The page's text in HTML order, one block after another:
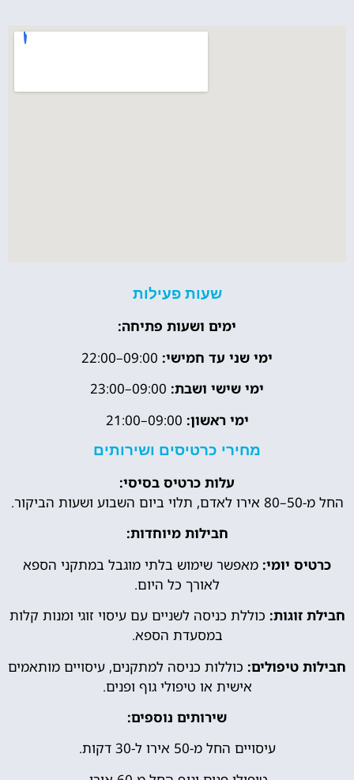
שעות פעילות
ימים ושעות פתיחה:
ימי שני עד חמישי:
ימי שישי ושבת:
ימי ראשון:
מחירי כרטיסים ושירותים
עלות כרטיס בסיסי:
החל מ-50–80 אירו לאדם, תלוי ביום השבוע ושעות הביקור.
חבילות מיוחדות:
כרטיס יומי: מאפשר שימוש בלתי מוגבל במתקני הספא
לאורך כל היום.
חבילת זוגות: כוללת כניסה לשניים עם עיסוי זוגי ומנות קלות
במסעדת הספא.
חבילות טיפולים: כוללות כניסה למתקנים, עיסויים מותאמים
אישית או טיפולי גוף ופנים.
שירותים נוספים:
עיסויים החל מ-50 אירו ל-30 דקות.